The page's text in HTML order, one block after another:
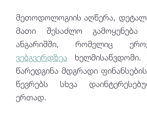
მეთოდოლოგიის აღწერა,
მათი შესაძლო გამოყენება
ანგარიშში, რომელიც
ვებგვერდზეა ხელმისაწვდომი.
წარედგინა მდგრადი
წევრებს სხვა
ერთად.